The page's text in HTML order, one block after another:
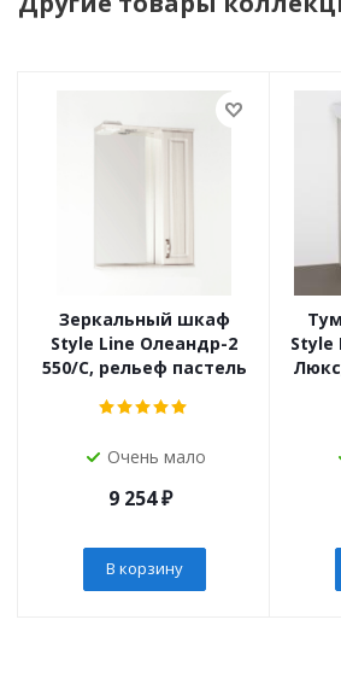
Зеркальный шкаф
Style Line Олеандр-2
550/С, рельеф пастель
Очень мало
9 254₽
В корзину
Style